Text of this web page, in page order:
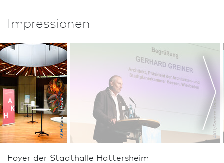
Impressionen
AKH/Sandra Hauer AKH/Sandra Hauer
Foyer der Stadthalle Hattersheim